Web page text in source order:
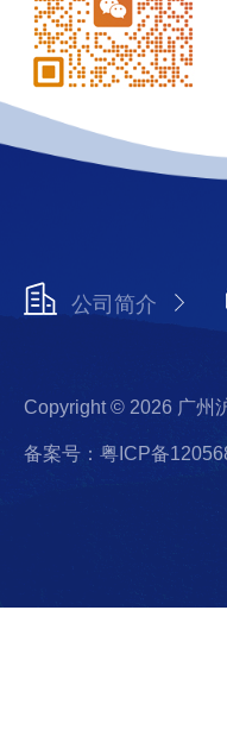
公司简介
Copyright © 2026 广州
备案号：粤ICP备